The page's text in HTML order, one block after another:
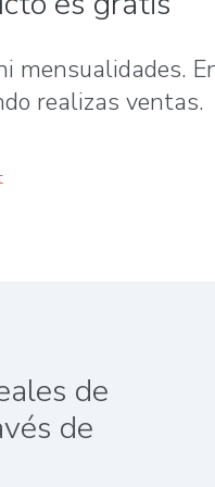
mensualidades.
realizas ventas.
de
de